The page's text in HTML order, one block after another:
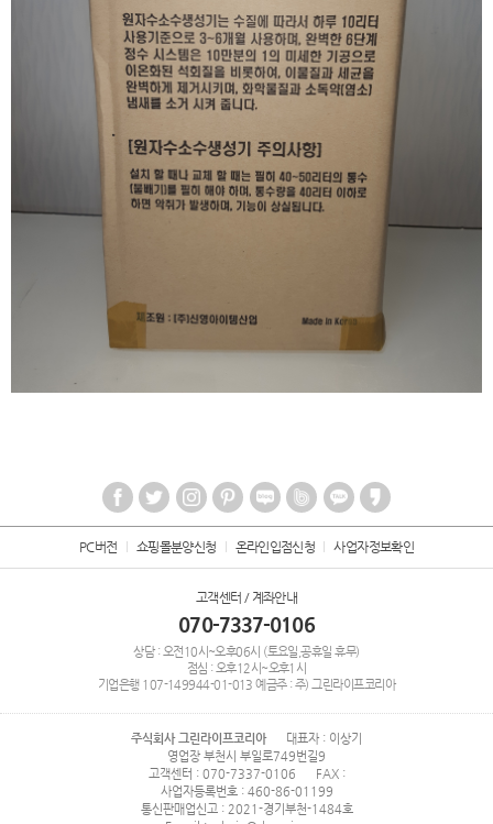
PC버전 쇼핑몰분양신청 온라인입점신청 사업자정보확인
고객센터 / 계좌안내
070-7337-0106
상담 : 오전10시~오후06시 (토요일,공휴일 휴무)
점심 : 오후12시~오후1시
기업은행 107-149944-01-013 예금주 : 주) 그린라이프코리아
주식회사 그린라이프코리아
대표자 : 이상기
영업장 부천시 부일로749번길9
고객센터 : 070-7337-0106
FAX :
사업자등록번호 : 460-86-01199
통신판매업신고 : 2021-경기부천-1484호